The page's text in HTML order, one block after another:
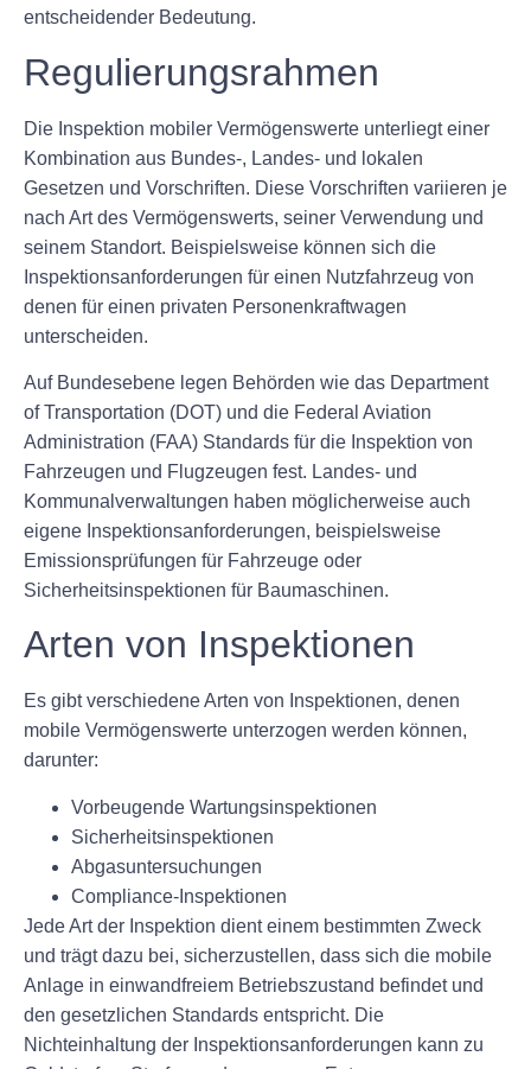
entscheidender Bedeutung.
Regulierungsrahmen
Die Inspektion mobiler Vermögenswerte unterliegt einer
Kombination aus Bundes-, Landes- und lokalen
Gesetzen und Vorschriften. Diese Vorschriften variieren je
nach Art des Vermögenswerts, seiner Verwendung und
seinem Standort. Beispielsweise können sich die
Inspektionsanforderungen für einen Nutzfahrzeug von
denen für einen privaten Personenkraftwagen
unterscheiden.
Auf Bundesebene legen Behörden wie das Department
of Transportation (DOT) und die Federal Aviation
Administration (FAA) Standards für die Inspektion von
Fahrzeugen und Flugzeugen fest. Landes- und
Kommunalverwaltungen haben möglicherweise auch
eigene Inspektionsanforderungen, beispielsweise
Emissionsprüfungen für Fahrzeuge oder
Sicherheitsinspektionen für Baumaschinen.
Arten von Inspektionen
Es gibt verschiedene Arten von Inspektionen, denen
mobile Vermögenswerte unterzogen werden können,
darunter:
Vorbeugende Wartungsinspektionen
Sicherheitsinspektionen
Abgasuntersuchungen
Compliance-Inspektionen
Jede Art der Inspektion dient einem bestimmten Zweck
und trägt dazu bei, sicherzustellen, dass sich die mobile
Anlage in einwandfreiem Betriebszustand befindet und
den gesetzlichen Standards entspricht. Die
Nichteinhaltung der Inspektionsanforderungen kann zu